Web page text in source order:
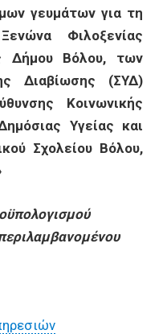
γευμάτων για τη
Φιλοξενίας
Δήμου Βόλου, των
Διαβίωσης (ΣΥΔ)
Κοινωνικής
Υγείας και
Σχολείου Βόλου,